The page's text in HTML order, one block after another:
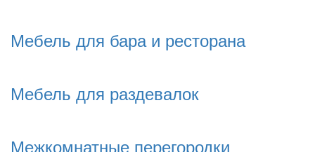
Мебель для бара и ресторана
Мебель для раздевалок
Межкомнатные перегородки